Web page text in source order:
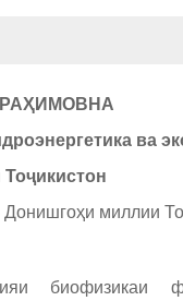
ва
миллии
биофизикаи